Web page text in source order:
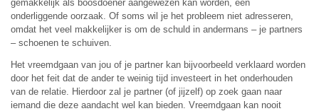
gemakkelijk als boosdoener aangewezen kan worden, een
onderliggende oorzaak. Of soms wil je het probleem niet adresseren,
omdat het veel makkelijker is om de schuld in andermans – je partners
– schoenen te schuiven.
Het vreemdgaan van jou of je partner kan bijvoorbeeld verklaard worden
door het feit dat de ander te weinig tijd investeert in het onderhouden
van de relatie. Hierdoor zal je partner (of jijzelf) op zoek gaan naar
iemand die deze aandacht wel kan bieden. Vreemdgaan kan nooit